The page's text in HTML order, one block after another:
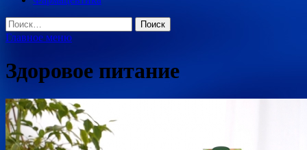
Найти:
Главное меню
Здоровое питание